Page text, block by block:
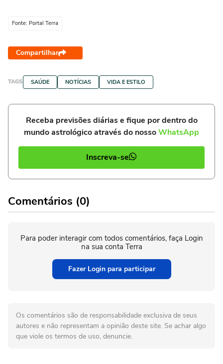
Fonte: Portal Terra
Compartilhar
TAGS SAÚDE NOTÍCIAS VIDA E ESTILO
Receba previsões diárias e fique por dentro do
mundo astrológico através do nossoWhatsApp
Inscreva-se
Comentários (0)
Para poder interagir com todos comentários, faça Login
na sua conta Terra
Fazer Login para participar
Os comentários são de responsabilidade exclusiva de seus
autores e não representam a opinião deste site. Se achar algo
que viole os termos de uso, denuncie.